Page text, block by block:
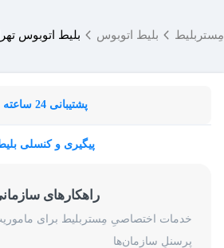
مِستربلیط بلیط اتوبوس بلیط اتوبوس
پشتیبانی 24 ساعته
پیگیری و کنسلی
راهکارهای
خدمات اختصاصیِ مِستربلیط برای
پرسنلِ سازمان‌ها